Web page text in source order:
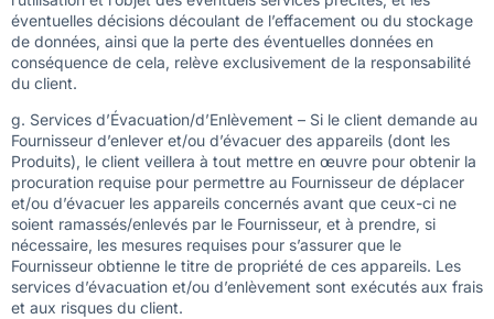
éventuelles décisions découlant de l’effacement ou du stockage
de données, ainsi que la perte des éventuelles données en
conséquence de cela, relève exclusivement de la responsabilité
du client.
g. Services d’Évacuation/d’Enlèvement – Si le client demande au
Fournisseur d’enlever et/ou d’évacuer des appareils (dont les
Produits), le client veillera à tout mettre en œuvre pour obtenir la
procuration requise pour permettre au Fournisseur de déplacer
et/ou d’évacuer les appareils concernés avant que ceux-ci ne
soient ramassés/enlevés par le Fournisseur, et à prendre, si
nécessaire, les mesures requises pour s’assurer que le
Fournisseur obtienne le titre de propriété de ces appareils. Les
services d’évacuation et/ou d’enlèvement sont exécutés aux frais
et aux risques du client.